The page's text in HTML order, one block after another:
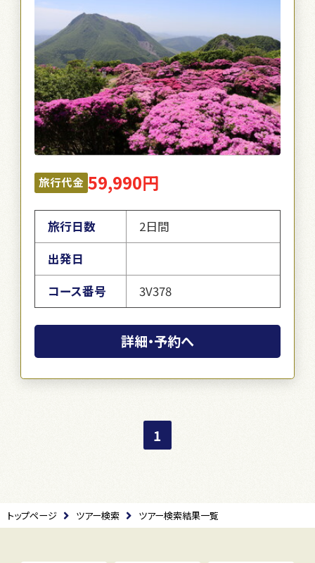
旅行代金 59,990円
旅行日数
2日間
出発日
コース番号
3V378
詳細・予約へ
1
トップページ ツアー検索 ツアー検索結果一覧